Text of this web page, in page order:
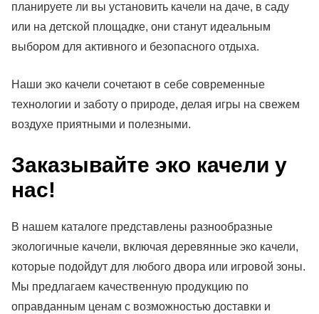
планируете ли вы установить качели на даче, в саду
или на детской площадке, они станут идеальным
выбором для активного и безопасного отдыха.
Наши эко качели сочетают в себе современные
технологии и заботу о природе, делая игры на свежем
воздухе приятными и полезными.
Заказывайте эко качели у
нас!
В нашем каталоге представлены разнообразные
экологичные качели, включая деревянные эко качели,
которые подойдут для любого двора или игровой зоны.
Мы предлагаем качественную продукцию по
оправданным ценам с возможностью доставки и